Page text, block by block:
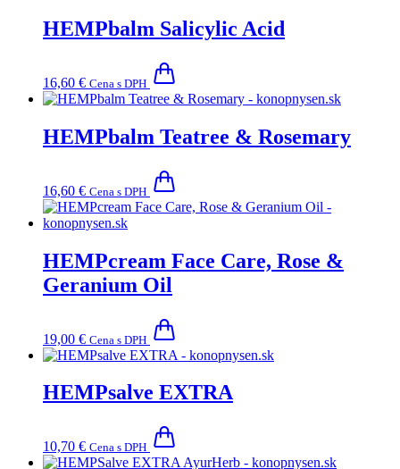
HEMPbalm Salicylic Acid
16,60 € Cena s DPH
HEMPbalm Teatree & Rosemary
16,60 € Cena s DPH
HEMPcream Face Care, Rose &
Geranium Oil
19,00 € Cena s DPH
HEMPsalve EXTRA
10,70 € Cena s DPH